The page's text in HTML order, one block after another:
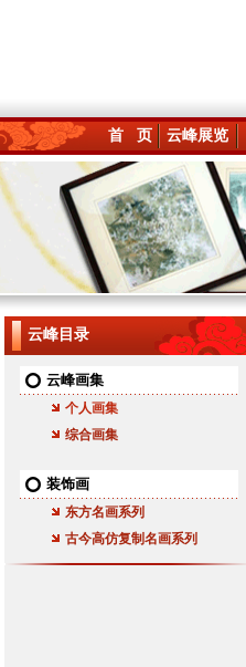
首 页 云峰展览
云峰目录
云峰画集
个人画集
综合画集
装饰画
东方名画系列
古今高仿复制名画系列